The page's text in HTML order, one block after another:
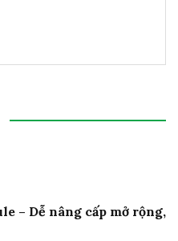
– Dễ nâng cấp mở rộng,